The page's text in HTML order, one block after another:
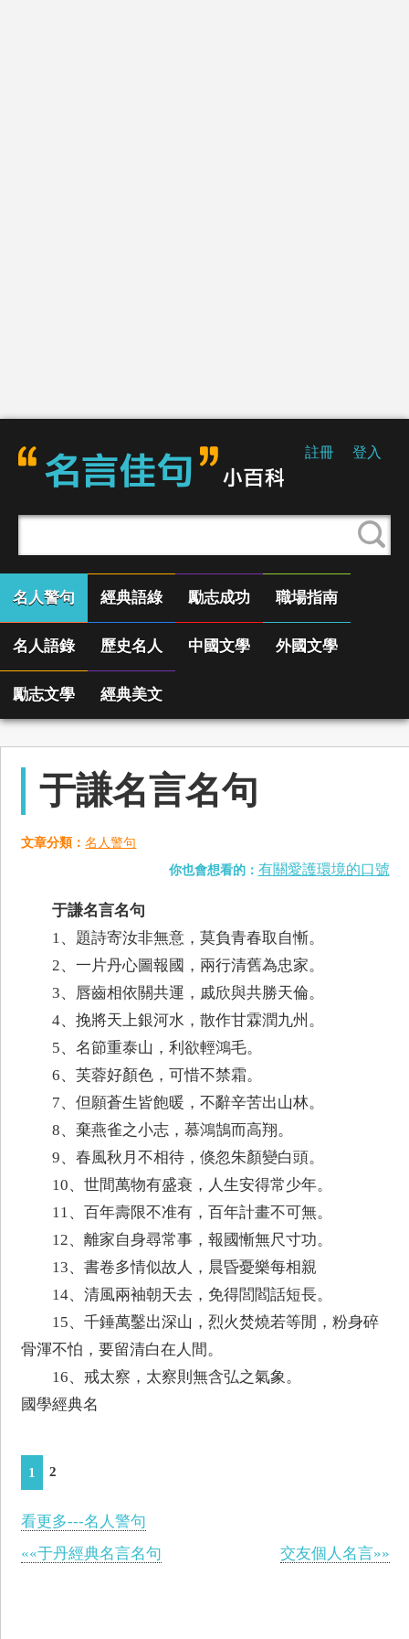
註冊 登入
名人警句 經典語綠 勵志成功 職場指南
名人語錄 歷史名人 中國文學 外國文學
勵志文學 經典美文
于謙名言名句
文章分類：名人警句
你也會想看的： 有關愛護環境的口號
于謙名言名句
1、題詩寄汝非無意，莫負青春取自慚。
2、一片丹心圖報國，兩行清舊為忠家。
3、唇齒相依關共運，戚欣與共勝天倫。
4、挽將天上銀河水，散作甘霖潤九州。
5、名節重泰山，利欲輕鴻毛。
6、芙蓉好顏色，可惜不禁霜。
7、但願蒼生皆飽暖，不辭辛苦出山林。
8、棄燕雀之小志，慕鴻鵠而高翔。
9、春風秋月不相待，倏忽朱顏變白頭。
10、世間萬物有盛衰，人生安得常少年。
11、百年壽限不准有，百年計畫不可無。
12、離家自身尋常事，報國慚無尺寸功。
13、書卷多情似故人，晨昏憂樂每相親
14、清風兩袖朝天去，免得閭閻話短長。
15、千錘萬鑿出深山，烈火焚燒若等閒，粉身碎
骨渾不怕，要留清白在人間。
16、戒太察，太察則無含弘之氣象。
國學經典名
1 2
看更多---名人警句
««于丹經典名言名句
交友個人名言»»